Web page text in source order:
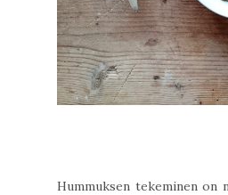
Hummuksen tekeminen on